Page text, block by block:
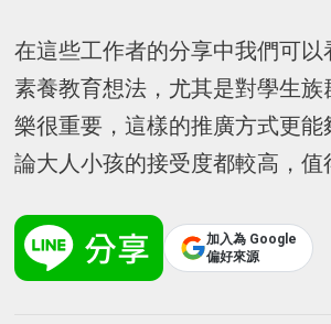
在這些工作者的分享中我們可以
素養教育想法，尤其是對學生族
樂很重要，這樣的推廣方式更能
論大人小孩的接受度都較高，值
加入為 Google
偏好來源